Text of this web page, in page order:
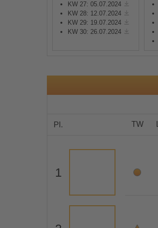
Akzeptieren
powered byUsercentrics
KW 27: 05.07.2024
KW 28: 12.07.2024
KW 29: 19.07.2024
KW 30: 26.07.2024
Pl. TW
1